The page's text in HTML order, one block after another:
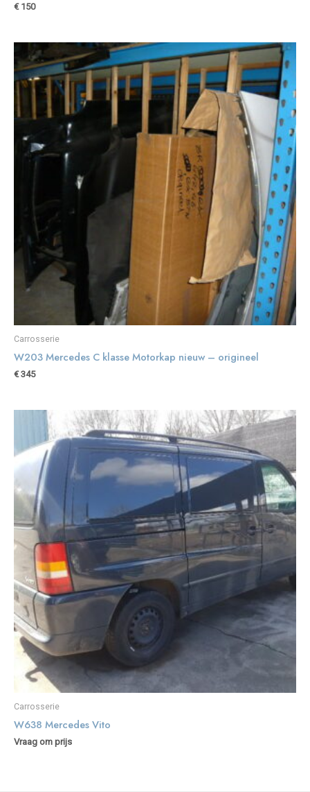
€150
Carrosserie
W203 Mercedes C klasse Motorkap nieuw – origineel
€345
Carrosserie
W638 Mercedes Vito
Vraag om prijs